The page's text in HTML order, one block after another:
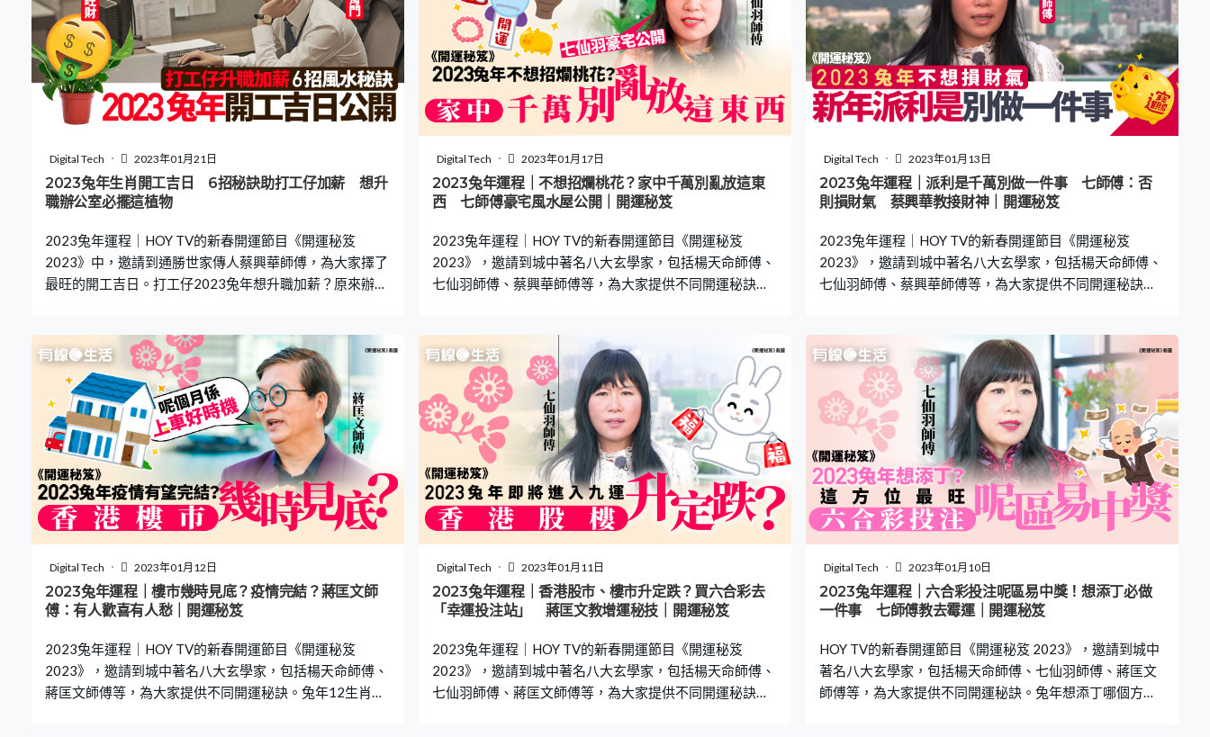
轉，有助將財氣從街上引到室內，增強財運。 兔年運程｜
屬蛇、牛、雞易破財 蔡興華師傅指2023兔年，生肖屬蛇、
牛、雞的朋友會容易破財。她提醒這3個生肖的朋友投資要
謹慎，切忌急功近利。而倘若個人衣物包括衣服、鞋襪、
錢包、公事包等出現窟窿，應立即修補，避免露出「漏
洞」導致破財。此外，屬蛇、牛、雞的人士，亦可多靠近
錯的人士，若接近破財人士，反而會分薄了自己的財氣。
兔年運程｜深水埗區兔年旺丁又旺財 而七師傅就分析到，
2023年流年風水，正財位在南方，偏財位則在西方。她特
財不易流走，自然聚
髮可能會生病三個月，甚至立刻破財。因此新年剪髮需要
先擇吉日，否則整年都將走霉運！不過七師傅說，如若不
小心「剪錯頭髮」，就念經、做善事、多做功德等行為都
可彌補，以避免行霉運。 兔年運程｜【新年禁忌2】亂丟
頭髮影響運勢 頭髮不能亂剪，原來剪完的頭髮亦不應亂
丟！一般我們剪髮後便會順手丟進垃圾桶，待運到垃圾堆
填區。七師傅解釋，堆填區充滿很多細菌和蚊蟲，當擁有
我們血脈的頭髮混在這樣的環境下，其實會對自己的運勢
不利。她建議若自己在家中修剪頭髮／梳頭後，可把掉落
的頭髮儲起並埋到人煙稀少的郊外。師傅提醒，選擇有太
｜【新年禁忌3】過年忌穿深色
放兩層風鈴、葫蘆和銅錢化解；大門向西北方則會遇上五
黃煞，可放置五層風鈴化解。但要記住，擺放風鈴或葫蘆
時，千萬不要選擇有紅線的！因為紅色代表火，而煞屬
土，火生土，反而會有反效果。 兔年運程｜銀包忌放診症
咭 七師傅則提醒大家注意錢包裡面放的東西。不少人看病
後，會將診症咭或醫生卡片放於錢包內，以便登記，七師
傅說萬萬不可！她解釋，將診症咭或醫生卡片放於錢包
內，反而會吸引更多病症，增加看病機會。 相關閱讀：
2023兔年運程｜新春做錯一事 整年行衰運！即睇3類姓
氏今年當旺 七師傅教增強運勢2023兔年運程｜這3個生
兔年運程｜六
Digital Tech 2023年01月21日
2023兔年生肖開工吉日 6招秘訣助打工仔加薪 想升
職辦公室必擺這植物
2023兔年運程｜HOY TV的新春開運節目《開運秘笈
2023》中，邀請到通勝世家傳人蔡興華師傅，為大家擇了
最旺的開工吉日。打工仔2023兔年想升職加薪？原來辦公
風水秘訣！ 更多兔年運程：2023兔年運程｜新春做錯一
事 整年行衰運！即睇3類姓氏今年當旺 七師傅教增強運
勢2023兔年運程｜這3個生肖易破財 即Check自己電話
號碼 是否不利易生病2023兔年運程｜六合彩投注呢區易
中獎！想添丁必做一件事 七師傅教去霉運 2023兔年事業
運｜開工吉日 HOY TV的新春開運節目《開運秘笈 2023》
中，通勝世家傳人蔡興華師傅為大家擇了最旺開工吉日。
她說初四、初五皆為破日，月破歲破，不建議開工，而兔
年開工吉日為初六（成日）、初七（收日）、初八（開
日）。若認為初六開工太晚，亦可選擇初二或初三，但生
肖屬鼠的人士就不宜於初三開工。 此外，她又建議做生意
的朋友選個吉時開年。今年初二有「債不」，生意上不想
有負債，蔡興華師傅說可以選在初一晚上十點後提前準
Digital Tech 2023年01月17日
2023兔年運程｜不想招爛桃花？家中千萬別亂放這東
西 七師傅豪宅風水屋公開｜開運秘笈
2023兔年運程｜HOY TV的新春開運節目《開運秘笈
2023》，邀請到城中著名八大玄學家，包括楊天命師傅、
七仙羽師傅、蔡興華師傅等，為大家提供不同開運秘訣。
千萬別放太多，否則會招惹欄桃花！即看七師傅解構風水
秘笈！ 相關閱讀：2023兔年運程｜新春做錯一事 整年行
衰運！即睇3類姓氏今年當旺 七師傅教增強運勢2023兔
年運程｜這3個生肖易破財 即Check自己電話號碼 是否
不利易生病2023兔年運程｜六合彩投注呢區易中獎！想添
丁必做一件事 七師傅教去霉運 家裡宜保持簡約美觀 節目
中，七師傅就帶大家參觀她的風水屋，並拆解家中的風水
陣。一間屋的風水怎樣才算是好？七師傅指，當你一進屋
感到舒服、愉悅，便是好風水。住宅最好能面向大海，旁
邊還靠住山、小島，山環水抱能包住財，金銀滿屋。不過
想住進山環水抱的住宅，需要按經濟能力而定，七師傅就
建議一個簡單方法，就是讓家裡保持簡約、寬敞、美觀，
不要放置太多雜物，這樣能量便得以流通。 門口擺放剪刀
設，便可在
Digital Tech 2023年01月13日
2023兔年運程｜派利是千萬別做一件事 七師傅：否
則損財氣 蔡興華教接財神｜開運秘笈
2023兔年運程｜HOY TV的新春開運節目《開運秘笈
2023》，邀請到城中著名八大玄學家，包括楊天命師傅、
七仙羽師傅、蔡興華師傅等，為大家提供不同開運秘訣。
解構開運秘笈！ 相關閱讀：2023兔年運程｜新春做錯一
事 整年行衰運！即睇3類姓氏今年當旺 七師傅教增強運
勢2023兔年運程｜這3個生肖易破財 即Check自己電話
號碼 是否不利易生病2023兔年運程｜六合彩投注呢區易
中獎！想添丁必做一件事 七師傅教去霉運 2023兔年｜年
初一宜祈福 為了新一年事事順利，不少人會於新正頭祈
福，蔡興華師傅就為大家解構2023兔年的良辰吉日。年初
一凌晨一點半至翌日下午一點正，適宜上香或進行其他祈
福活動。若新年想求個好運，祈求身體健康，就要挑個好
時辰出行接貴氣、喜神和財氣！而年初一宜出行的吉時為
凌晨一點半至翌日上午十一點，師傅特別提醒十一點過後
那些時段，被稱為「截路空亡」，不是好時辰，大家要把
握時間接福！ 相關閱讀：2023兔年運程｜香港股市、樓市
Digital Tech 2023年01月12日
2023兔年運程｜樓市幾時見底？疫情完結？蔣匡文師
傅：有人歡喜有人愁｜開運秘笈
2023兔年運程｜HOY TV的新春開運節目《開運秘笈
2023》，邀請到城中著名八大玄學家，包括楊天命師傅、
蔣匡文師傅等，為大家提供不同開運秘訣。兔年12生肖的
Digital Tech 2023年01月11日
2023兔年運程｜香港股市、樓市升定跌？買六合彩去
「幸運投注站」 蔣匡文教增運秘技｜開運秘笈
2023兔年運程｜HOY TV的新春開運節目《開運秘笈
2023》，邀請到城中著名八大玄學家，包括楊天命師傅、
七仙羽師傅、蔣匡文師傅等，為大家提供不同開運秘訣。
Digital Tech 2023年01月10日
2023兔年運程｜六合彩投注呢區易中獎！想添丁必做
一件事 七師傅教去霉運｜開運秘笈
HOY TV的新春開運節目《開運秘笈 2023》，邀請到城中
著名八大玄學家，包括楊天命師傅、七仙羽師傅、蔣匡文
師傅等，為大家提供不同開運秘訣。兔年想添丁哪個方位